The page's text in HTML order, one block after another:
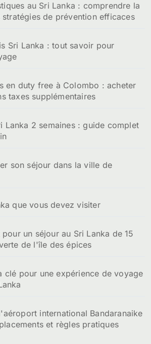
au Sri Lanka : comprendre la
stratégies de prévention efficaces
Sri Lanka : tout savoir pour
en duty free à Colombo : acheter
taxes supplémentaires
Lanka 2 semaines : guide complet
son séjour dans la ville de
que vous devez visiter
un séjour au Sri Lanka de 15
de l'île des épices
clé pour une expérience de voyage
international Bandaranaike
et règles pratiques